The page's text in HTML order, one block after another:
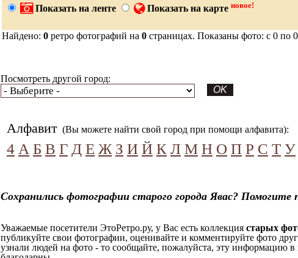
Показать на ленте
Показать на карте новое!
Найдено: 0 ретро фотографий на 0 страницах. Показаны фото: с 0 по
Посмотреть другой город:
Алфавит (Вы можете найти свой город при помощи алфавита):
4 А Б В Г Д Е Ж З И Й К Л М Н О П Р С Т У
Сохранились фотографии старого города Явас? Помогите
Уважаемые посетители ЭтоРетро.ру, у Вас есть коллекция старых
публикуйте свои фотографии, оценивайте и комментируйте фото
узнали людей на фото - то сообщайте, пожалуйста, эту информацию